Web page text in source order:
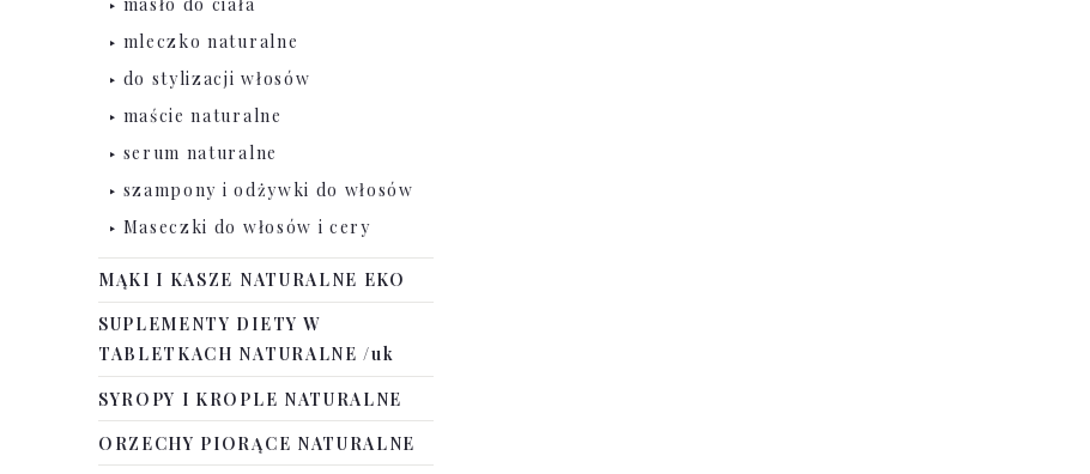
mleczko naturalne
do stylizacji włosów
maście naturalne
serum naturalne
szampony i odżywki do włosów
Maseczki do włosów i cery
MĄKI I KASZE NATURALNE EKO
SUPLEMENTY DIETY W
TABLETKACH NATURALNE /uk
SYROPY I KROPLE NATURALNE
ORZECHY PIORĄCE NATURALNE